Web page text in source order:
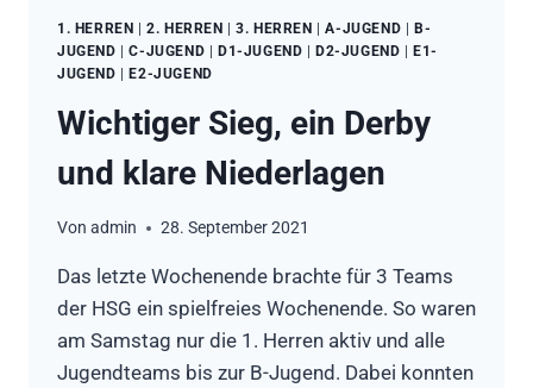
1. HERREN |2. HERREN |3. HERREN |A-JUGEND |B-
JUGEND |C-JUGEND | D1-JUGEND |D2-JUGEND |E1-
JUGEND |E2-JUGEND
Wichtiger Sieg, ein Derby
und klare Niederlagen
Von admin 28. September 2021
Das letzte Wochenende brachte für 3 Teams
der HSG ein spielfreies Wochenende. So waren
am Samstag nur die 1. Herren aktiv und alle
Jugendteams bis zur B-Jugend. Dabei konnten